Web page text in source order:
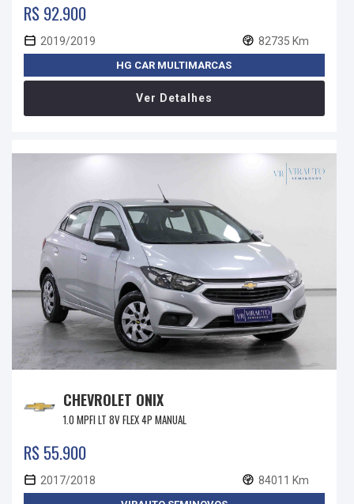
R$ 92.900
2019/2019 82735 Km
HG CAR MULTIMARCAS
Ver Detalhes
CHEVROLET ONIX
1.0 MPFI LT 8V FLEX 4P MANUAL
R$ 55.900
2017/2018 84011 Km